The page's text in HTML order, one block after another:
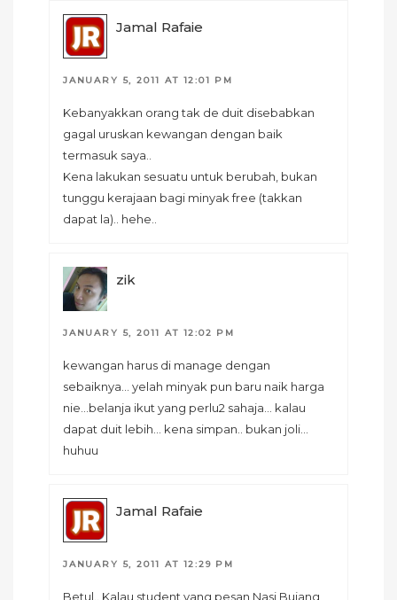
Jamal Rafaie
JANUARY 5, 2011 AT 12:01 PM
Kebanyakkan orang tak de duit disebabkan
gagal uruskan kewangan dengan baik
termasuk saya..
Kena lakukan sesuatu untuk berubah, bukan
tunggu kerajaan bagi minyak free (takkan
dapat la).. hehe..
zik
JANUARY 5, 2011 AT 12:02 PM
kewangan harus di manage dengan
sebaiknya… yelah minyak pun baru naik harga
nie…belanja ikut yang perlu2 sahaja… kalau
dapat duit lebih… kena simpan.. bukan joli…
huhuu
Jamal Rafaie
JANUARY 5, 2011 AT 12:29 PM
Betul.. Kalau student yang pesan Nasi Bujang